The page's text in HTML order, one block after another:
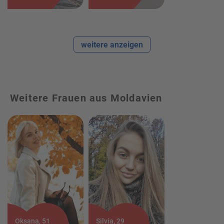
weitere anzeigen
Weitere Frauen aus Moldavien
Oksana, 51
Silvia, 29